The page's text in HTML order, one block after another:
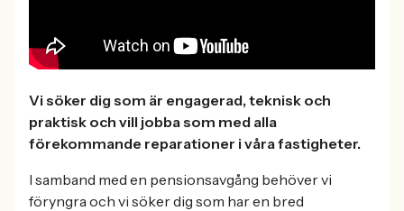
Vi söker dig som är engagerad, teknisk och
praktisk och vill jobba som med alla
förekommande reparationer i våra fastigheter.
I samband med en pensionsavgång behöver vi
föryngra och vi söker dig som har en bred